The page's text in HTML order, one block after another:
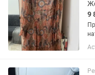
9